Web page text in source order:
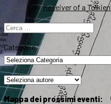
Receiver of a
Ricerca
per:
Categorie
Mappa dei prossimi eventi: